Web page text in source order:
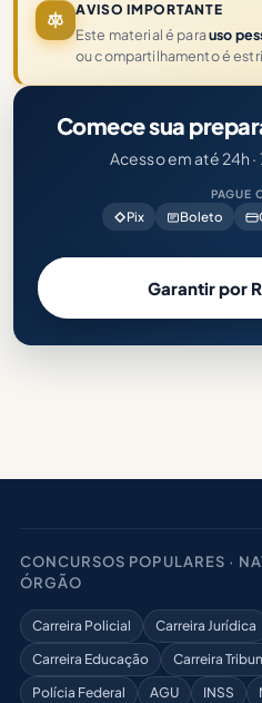
AVISO IMPORTANTE
Este material é parauso
ou compartilhamento é
Comece sua
Acesso em até 24h
PAGUE
Pix Boleto
Garantir por
CONCURSOS POPULARES ·
ÓRGÃO
Carreira Policial Carreira Jurídica
Carreira Educação
Carreira
Polícia Federal
AGU INSS